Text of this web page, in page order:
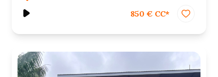
850 € CC*